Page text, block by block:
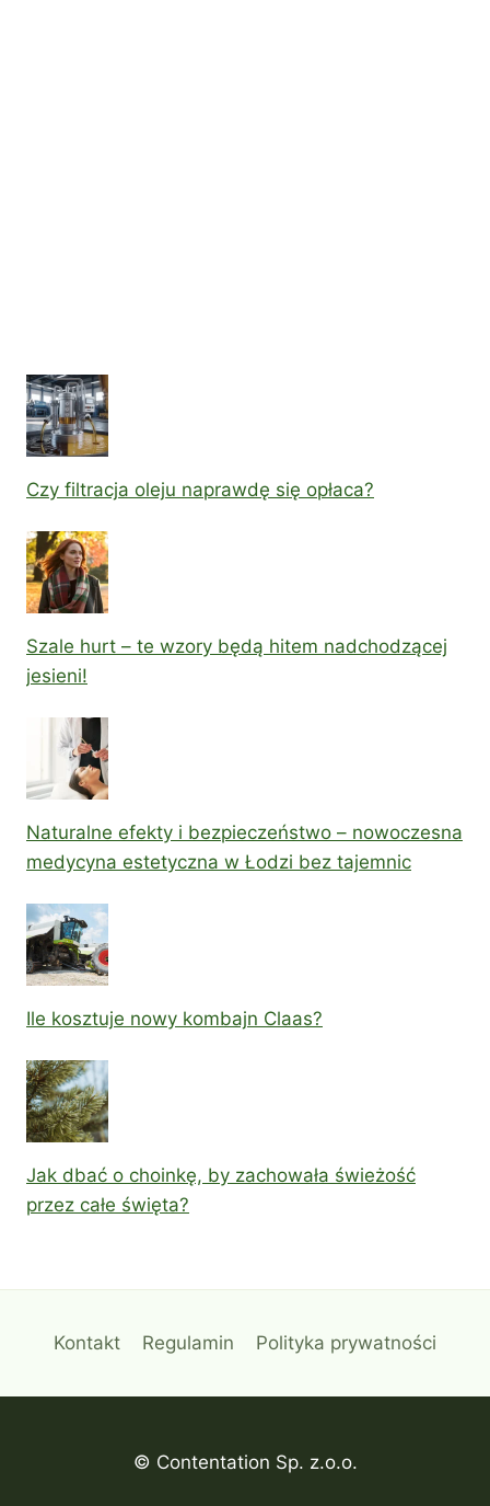
Czy filtracja oleju naprawdę się opłaca?
Szale hurt – te wzory będą hitem nadchodzącej
jesieni!
Naturalne efekty i bezpieczeństwo – nowoczesna
medycyna estetyczna w Łodzi bez tajemnic
Ile kosztuje nowy kombajn Claas?
Jak dbać o choinkę, by zachowała świeżość
przez całe święta?
Kontakt Regulamin Polityka prywatności
© Contentation Sp. z.o.o.